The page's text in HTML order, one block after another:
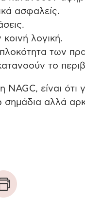
ασφαλείς.
λογική.
των
το
NAGC, είναι ότι
σημάδια αλλά